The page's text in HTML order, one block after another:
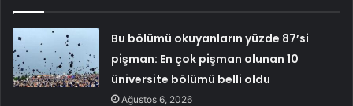
Bu bölümü okuyanların yüzde 87’si
pişman: En çok pişman olunan 10
üniversite bölümü belli oldu
Ağustos 6, 2026